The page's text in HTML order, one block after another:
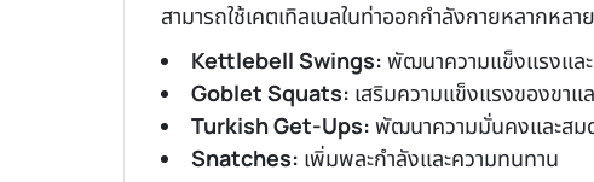
สามารถใช้เคตเทิลเบลในท่าออกกำลังกายหลากหลา
Kettlebell Swings: พัฒนาความแข็งแรงแล
Goblet Squats: เสริมความแข็งแรงของขาแ
Turkish Get-Ups: พัฒนาความมั่นคงและสม
Snatches: เพิ่มพละกำลังและความทนทาน